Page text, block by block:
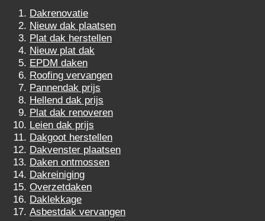
Dakrenovatie
Nieuw dak plaatsen
Plat dak herstellen
Nieuw plat dak
EPDM daken
Roofing vervangen
Pannendak prijs
Hellend dak prijs
Plat dak renoveren
Leien dak prijs
Dakgoot herstellen
Dakvenster plaatsen
Daken ontmossen
Dakreiniging
Overzetdaken
Daklekkage
Asbestdak vervangen